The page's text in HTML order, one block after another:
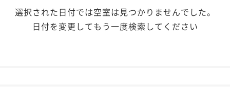
選択された日付では空室は見つかりませんでした。
日付を変更してもう一度検索してください